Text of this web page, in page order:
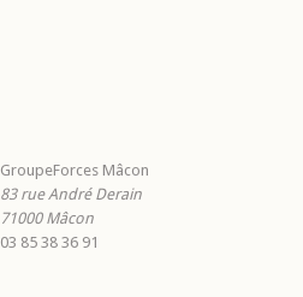
GroupeForces Mâcon
83 rue André Derain
71000 Mâcon
03 85 38 36 91